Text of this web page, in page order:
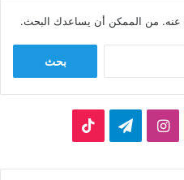
عنه. من الممكن أن يساعدك البحث.
انستقرامتيلقرام